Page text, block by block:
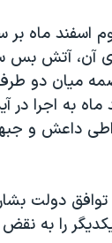
اسفند ماه
آن، آتش بس
میان دو طرف
به اجرا در
داعش و
توافق دولت
را به